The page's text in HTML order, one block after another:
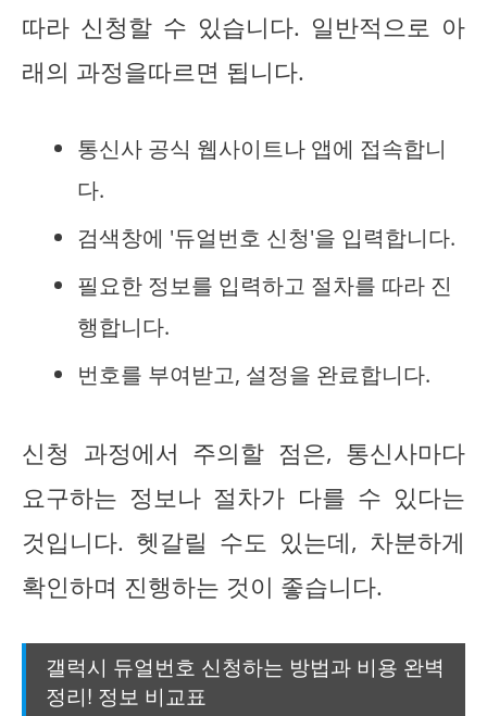
따라 신청할 수 있습니다. 일반적으로 아
래의 과정을따르면 됩니다.
통신사 공식 웹사이트나 앱에 접속합니
다.
검색창에 '듀얼번호 신청'을 입력합니다.
필요한 정보를 입력하고 절차를 따라 진
행합니다.
번호를 부여받고, 설정을 완료합니다.
신청 과정에서 주의할 점은, 통신사마다
요구하는 정보나 절차가 다를 수 있다는
것입니다. 헷갈릴 수도 있는데, 차분하게
확인하며 진행하는 것이 좋습니다.
갤럭시 듀얼번호 신청하는 방법과 비용 완벽
정리! 정보 비교표